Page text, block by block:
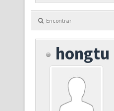
Encontrar
hongtu